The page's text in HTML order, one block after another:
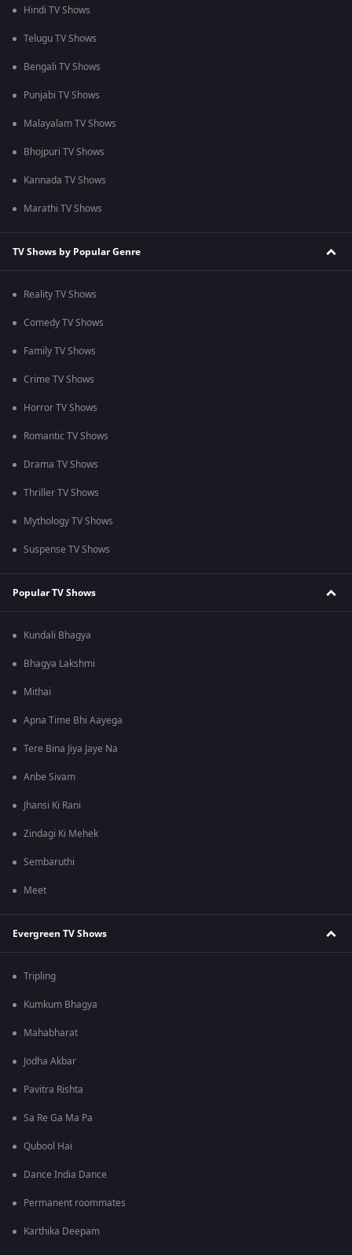
Hindi TV Shows
Telugu TV Shows
Bengali TV Shows
Punjabi TV Shows
Malayalam TV Shows
Bhojpuri TV Shows
Kannada TV Shows
Marathi TV Shows
TV Shows by Popular Genre
Reality TV Shows
Comedy TV Shows
Family TV Shows
Crime TV Shows
Horror TV Shows
Romantic TV Shows
Drama TV Shows
Thriller TV Shows
Mythology TV Shows
Suspense TV Shows
Popular TV Shows
Kundali Bhagya
Bhagya Lakshmi
Mithai
Apna Time Bhi Aayega
Tere Bina Jiya Jaye Na
Anbe Sivam
Jhansi Ki Rani
Zindagi Ki Mehek
Sembaruthi
Meet
Evergreen TV Shows
Tripling
Kumkum Bhagya
Mahabharat
Jodha Akbar
Pavitra Rishta
Sa Re Ga Ma Pa
Qubool Hai
Dance India Dance
Permanent roommates
Karthika Deepam